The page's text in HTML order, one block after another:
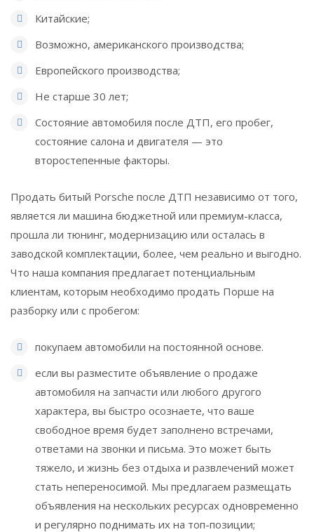
Китайские;
Возможно, американского производства;
Европейского производства;
Не старше 30 лет;
Состояние автомобиля после ДТП, его пробег,
состояние салона и двигателя — это
второстепенные факторы.
Продать битый Porsсhe после ДТП независимо от того,
является ли машина бюджетной или премиум-класса,
прошла ли тюнинг, модернизацию или осталась в
заводской комплектации, более, чем реально и выгодно.
Что наша компания предлагает потенциальным
клиентам, которым необходимо продать Порше на
разборку или с пробегом:
покупаем автомобили на постоянной основе.
если вы разместите объявление о продаже
автомобиля на запчасти или любого другого
характера, вы быстро осознаете, что ваше
свободное время будет заполнено встречами,
ответами на звонки и письма. Это может быть
тяжело, и жизнь без отдыха и развлечений может
стать непереносимой. Мы предлагаем размещать
объявления на нескольких ресурсах одновременно
и регулярно поднимать их на топ-позиции;